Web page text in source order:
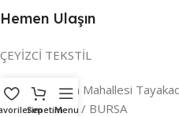
Hemen Ulaşın
ÇEYİZCİ TEKSTİL
Adres:Reyhan Mahallesi
/ a Osmangazi / BURSA
SepetimMenu